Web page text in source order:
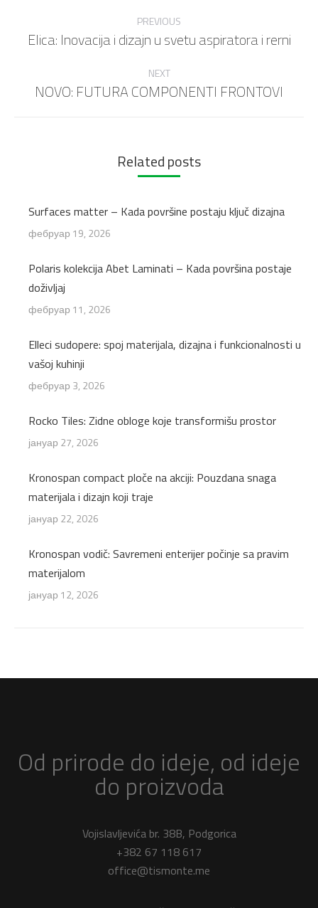
navigation PREVIOUS
Previous
Elica: Inovacija i dizajn u svetu aspiratora i rerni
NEXT
Next
NOVO: FUTURA COMPONENTI FRONTOVI
Related posts
Surfaces matter – Kada površine postaju ključ dizajna
фебруар 19, 2026
Polaris kolekcija Abet Laminati – Kada površina postaje
doživljaj
фебруар 11, 2026
Elleci sudopere: spoj materijala, dizajna i funkcionalnosti u
vašoj kuhinji
фебруар 3, 2026
Rocko Tiles: Zidne obloge koje transformišu prostor
јануар 27, 2026
Kronospan compact ploče na akciji: Pouzdana snaga
materijala i dizajn koji traje
јануар 22, 2026
Kronospan vodič: Savremeni enterijer počinje sa pravim
materijalom
јануар 12, 2026
Od prirode do ideje, od ideje
do proizvoda
Vojislavljevića br. 38B, Podgorica
+382 67 118 617
office@tismonte.me